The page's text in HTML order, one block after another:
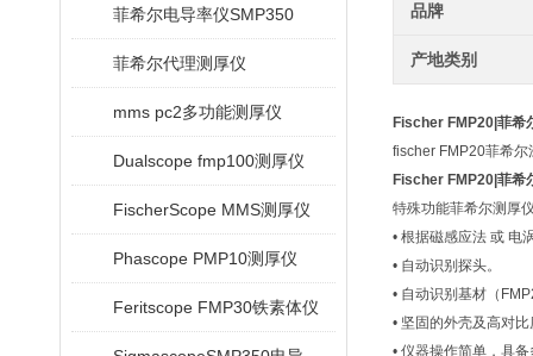
菲希尔电导率仪SMP350
菲希尔代理测厚仪
mms pc2多功能测厚仪
Dualscope fmp100测厚仪
FischerScope MMS测厚仪
Phascope PMP10测厚仪
Feritscope FMP30铁素体仪
品牌
产地类别
Fischer FMP20|菲希
fischer FMP20菲希
Fischer FMP20|菲希
特殊功能菲希尔测厚
• 根据磁感应法 或 电
• 自动识别探头。
• 自动识别基材（
• 坚固的外壳及高对
• 仪器操作简单，具